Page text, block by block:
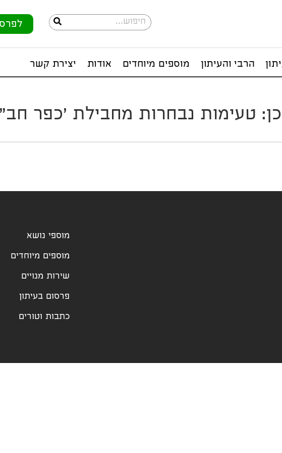
הרבי והעיתון מוספים מיוחדים אודות יצירת קשר
טעימות נבחרות מחבילת 'כפר
מוספי נושא
מוספים מיוחדים
שירות מנויים
פרסום בעיתון
כתבות וטורים